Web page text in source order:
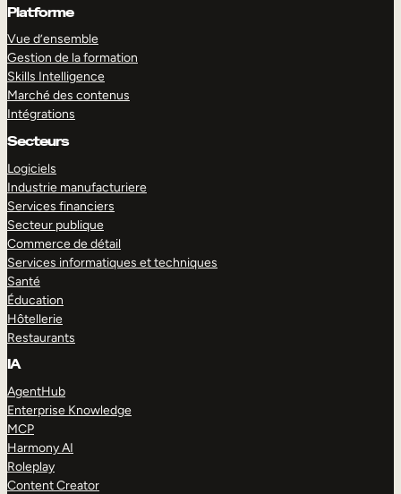
Platforme
Vue d’ensemble
Gestion de la formation
Skills Intelligence
Marché des contenus
Intégrations
Secteurs
Logiciels
Industrie manufacturiere
Services financiers
Secteur publique
Commerce de détail
Services informatiques et techniques
Santé
Éducation
Hôtellerie
Restaurants
IA
AgentHub
Enterprise Knowledge
MCP
Harmony AI
Roleplay
Content Creator